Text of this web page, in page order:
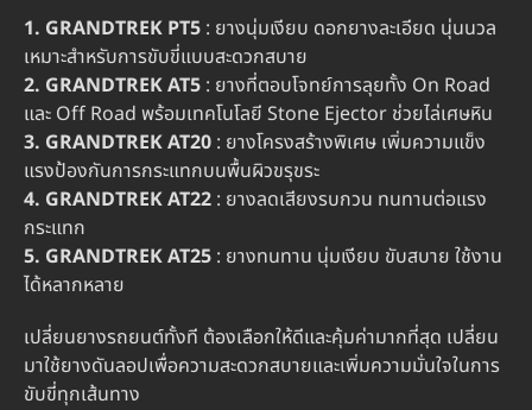
1. GRANDTREK PT5 : ยางนุ่มเงียบ ดอกยางละเอียด นุ่นนวล
เหมาะสำหรับการขับขี่แบบสะดวกสบาย
2. GRANDTREK AT5 : ยางที่ตอบโจทย์การลุยทั้ง On Road
และ Off Road พร้อมเทคโนโลยี Stone Ejector ช่วยไล่เศษหิน
3. GRANDTREK AT20 : ยางโครงสร้างพิเศษ เพิ่มความแข็ง
แรงป้องกันการกระแทกบนพื้นผิวขรุขระ
4. GRANDTREK AT22 : ยางลดเสียงรบกวน ทนทานต่อแรง
กระแทก
5. GRANDTREK AT25 : ยางทนทาน นุ่มเงียบ ขับสบาย ใช้งาน
ได้หลากหลาย
เปลี่ยนยางรถยนต์ทั้งที ต้องเลือกให้ดีและคุ้มค่ามากที่สุด เปลี่ยน
มาใช้ยางดันลอปเพื่อความสะดวกสบายและเพิ่มความมั่นใจในการ
ขับขี่ทุกเส้นทาง